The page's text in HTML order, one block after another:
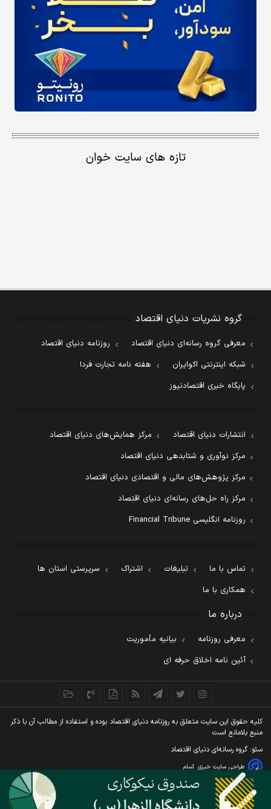
تازه های سایت خوان
گروه نشریات دنیای اقتصاد
معرفی گروه رسانه‌ای دنیای اقتصاد
روزنامه دنیای اقتصاد
شبکه اینترنتی اکوایران
هفته نامه تجارت فردا
پایگاه خبری اقتصادنیوز
انتشارات دنیای اقتصاد
مرکز همایش‌های دنیای اقتصاد
مرکز نوآوری و شتابدهی دنیای اقتصاد
مرکز پژوهش‌های مالی و اقتصادی دنیای اقتصاد
مرکز راه حل‌های رسانه‌ای دنیای اقتصاد
روزنامه انگلیسی Financial Tribune
تماس با ما تبلیغات اشتراک
سرپرستی استان ها
همکاری با ما
درباره ما
معرفی روزنامه
بیانیه مأموریت
آئین نامه اخلاق حرفه ای
کليه حقوق اين سايت متعلق به روزنامه دنيای اقتصاد بوده و استفاده از مطالب آن با ذکر
منبع بلامانع است
سئو: گروه رسانه‌ای دنیای اقتصاد
طراحی سایت خبری آسام